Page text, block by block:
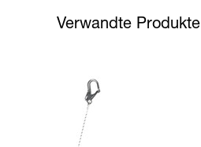
Verwandte Produkte